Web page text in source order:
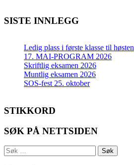
SISTE INNLEGG
Ledig plass i første klasse til høsten
17. MAI-PROGRAM 2026
Skriftlig eksamen 2026
Muntlig eksamen 2026
SOS-fest 25. oktober
STIKKORD
SØK PÅ NETTSIDEN
Søk
etter: